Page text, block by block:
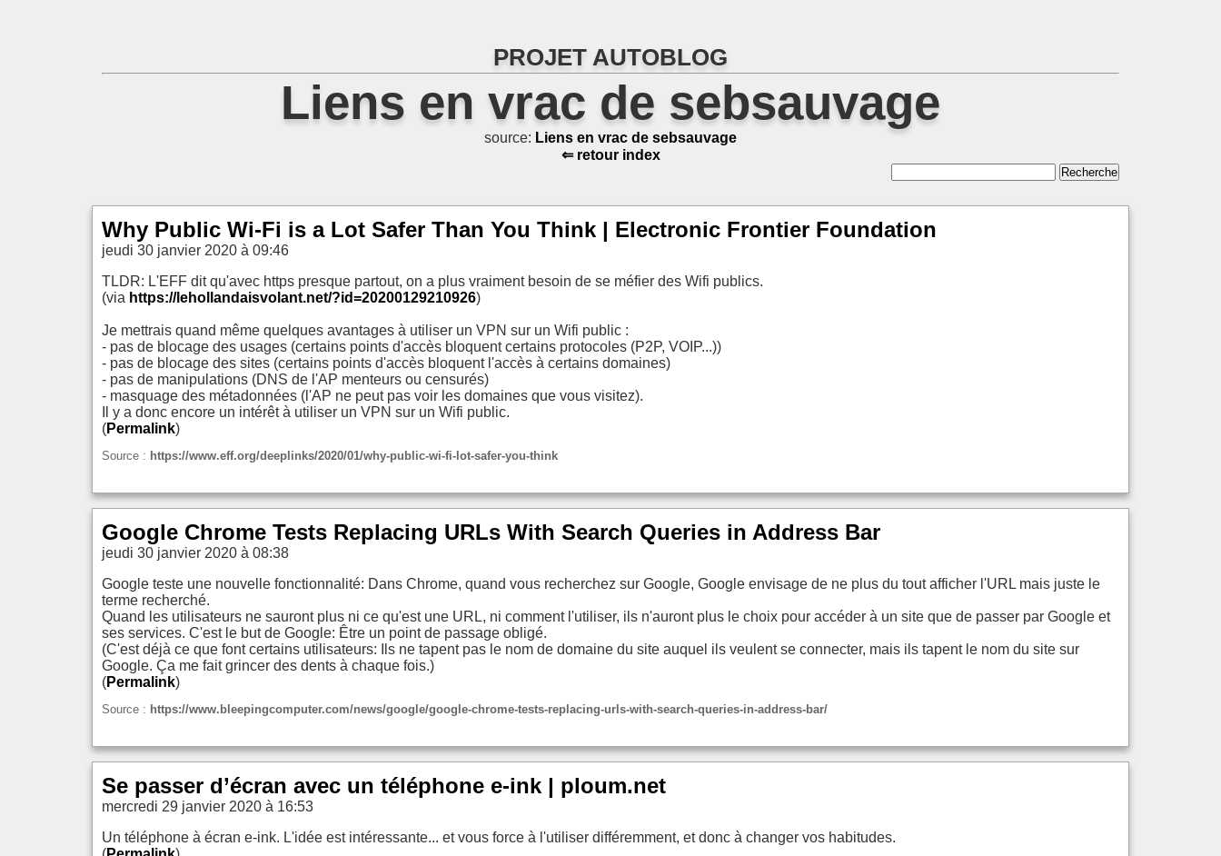
PROJET AUTOBLOG
Liens en vrac de sebsauvage
source: Liens en vrac de sebsauvage
⇐ retour index
Why Public Wi-Fi is a Lot Safer Than You Think | Electronic Frontier Foundation
jeudi 30 janvier 2020 à 09:46
TLDR: L'EFF dit qu'avec https presque partout, on a plus vraiment besoin de se méfier des Wifi publics.
(via https://lehollandaisvolant.net/?id=20200129210926)
Je mettrais quand même quelques avantages à utiliser un VPN sur un Wifi public :
- pas de blocage des usages (certains points d'accès bloquent certains protocoles (P2P, VOIP...))
- pas de blocage des sites (certains points d'accès bloquent l'accès à certains domaines)
- pas de manipulations (DNS de l'AP menteurs ou censurés)
- masquage des métadonnées (l'AP ne peut pas voir les domaines que vous visitez).
Il y a donc encore un intérêt à utiliser un VPN sur un Wifi public.
(Permalink)
Source : https://www.eff.org/deeplinks/2020/01/why-public-wi-fi-lot-safer-you-think
Google Chrome Tests Replacing URLs With Search Queries in Address Bar
jeudi 30 janvier 2020 à 08:38
Google teste une nouvelle fonctionnalité: Dans Chrome, quand vous recherchez sur Google, Google envisage de ne plus du tout afficher l'URL mais juste le
terme recherché.
Quand les utilisateurs ne sauront plus ni ce qu'est une URL, ni comment l'utiliser, ils n'auront plus le choix pour accéder à un site que de passer par Google et
ses services. C'est le but de Google: Être un point de passage obligé.
(C'est déjà ce que font certains utilisateurs: Ils ne tapent pas le nom de domaine du site auquel ils veulent se connecter, mais ils tapent le nom du site sur
Google. Ça me fait grincer des dents à chaque fois.)
(Permalink)
Source : https://www.bleepingcomputer.com/news/google/google-chrome-tests-replacing-urls-with-search-queries-in-address-bar/
Se passer d’écran avec un téléphone e-ink | ploum.net
mercredi 29 janvier 2020 à 16:53
Un téléphone à écran e-ink. L'idée est intéressante... et vous force à l'utiliser différemment, et donc à changer vos habitudes.